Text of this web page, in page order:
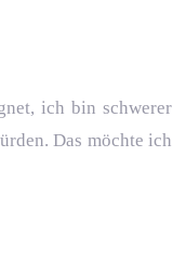
ich bin schwerer
Das möchte ich